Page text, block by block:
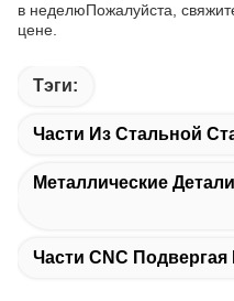
в неделюПожалуйста,
цене.
Тэги:
Части Из Стальной
Металлические
Части CNC